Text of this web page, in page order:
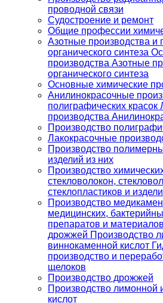
проводной связи
Судостроение и ремонт
Общие профессии
Азотные производства и
органического синтеза
производства Азотные
органического синтеза
Основные химические
Анилинокрасочные
полиграфических красок
производства
Производство
Лакокрасочные
Производство
изделий из них
Производство
стекловолокон,
стеклопластиков и
Производство
медицинских,
препаратов и
дрожжей Производство
виннокаменной кислот
производство и
щелоков
Производство дрожжей
Производство лимонной
кислот